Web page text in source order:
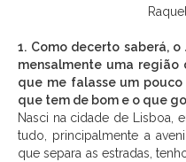
1. Como decerto saberá,
mensalmente uma região
que me falasse um
que tem de bom e o que
Nasci na cidade de Lisboa,
tudo, principalmente a
que separa as estradas,